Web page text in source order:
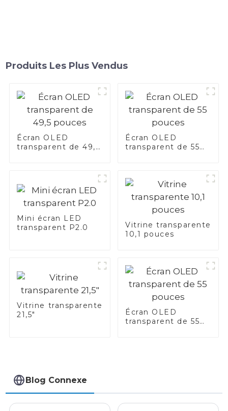
Produits Les Plus Vendus
Écran OLED
transparent de 49,5
Écran OLED
transparent de 55
Mini écran LED
transparent P2.0
Vitrine transparente
10,1 pouces
Vitrine transparente
21,5"
Écran OLED
transparent de 55
Blog Connexe